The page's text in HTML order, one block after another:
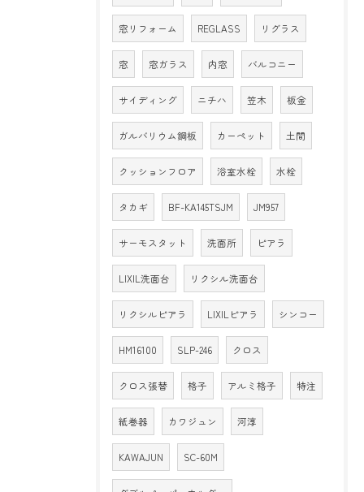
窓リフォーム REGLASS リグラス
窓 窓ガラス 内窓 バルコニー
サイディング ニチハ 笠木 板金
ガルバリウム鋼板 カーペット 土間
クッションフロア 浴室水栓 水栓
タカギ BF-KA145TSJM JM957
サーモスタット 洗面所 ピアラ
LIXIL洗面台 リクシル洗面台
リクシルピアラ LIXILピアラ シンコー
HM16100 SLP-246 クロス
クロス張替 格子 アルミ格子 特注
紙巻器 カワジュン 河淳
KAWAJUN SC-60M